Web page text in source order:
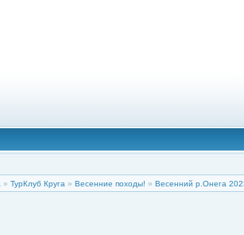
» ТурКлуб Круга » Весенние походы! » Весенний р.Онега